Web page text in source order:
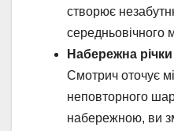
створює
середньовічного
Набережна
Смотрич оточує
неповторного
набережною, ви